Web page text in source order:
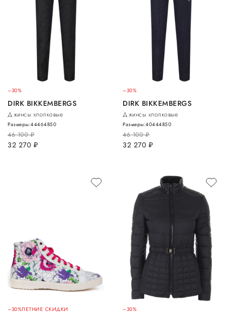
–30%
DIRK BIKKEMBERGS
Джинсы хлопковые
46 100руб.
32 270 руб.
Размеры:44464850
–30%
DIRK BIKKEMBERGS
Джинсы хлопковые
46 100руб.
32 270 руб.
Размеры:40444850
–30%ЛЕТНИЕ СКИДКИ –30%